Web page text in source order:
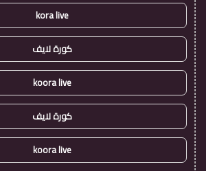
kora live
كورة لايف
koora live
كورة لايف
koora live